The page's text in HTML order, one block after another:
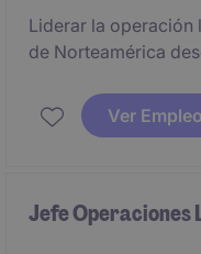
Liderar la operación
de Norteamérica
multimodales (aire,
correcta ejecución
procesos, mejora
Ver Empleo
Jefe Operaciones